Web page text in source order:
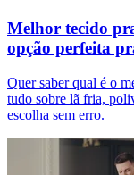
Melhor tecido
opção perfeita
Quer saber qual é o
tudo sobre lã fria,
escolha sem erro.